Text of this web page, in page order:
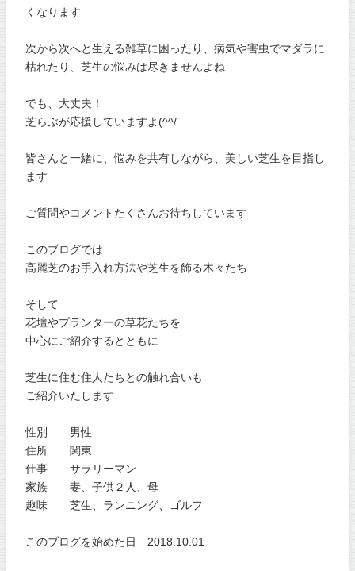
くなります
次から次へと生える雑草に困ったり、病気や害虫でマダラに
枯れたり、芝生の悩みは尽きませんよね
でも、大丈夫！
芝らぶが応援していますよ(^^/
皆さんと一緒に、悩みを共有しながら、美しい芝生を目指し
ます
ご質問やコメントたくさんお待ちしています
このブログでは
高麗芝のお手入れ方法や芝生を飾る木々たち
そして
花壇やプランターの草花たちを
中心にご紹介するとともに
芝生に住む住人たちとの触れ合いも
ご紹介いたします
性別 男性
住所 関東
仕事 サラリーマン
家族 妻、子供２人、母
趣味 芝生、ランニング、ゴルフ
このブログを始めた日 2018.10.01